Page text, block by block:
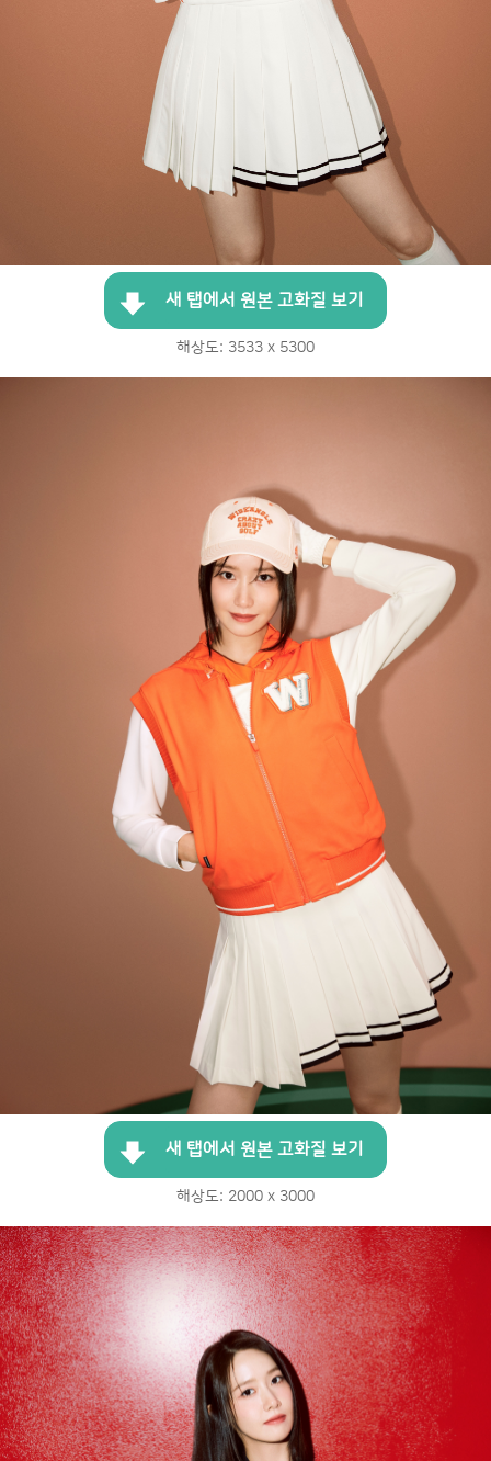
새 탭에서 원본 고화질 보기
해상도: 3533 x 5300
새 탭에서 원본 고화질 보기
해상도: 2000 x 3000